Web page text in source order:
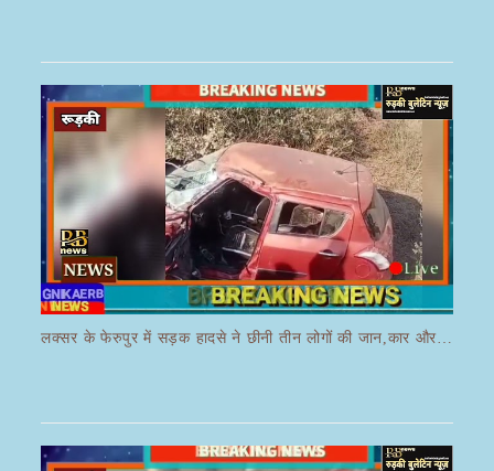
लक्सर के फेरुपुर में सड़क हादसे ने छीनी तीन लोगों की जान,कार और ई रिक्शा की भयानक हुई टक्कर